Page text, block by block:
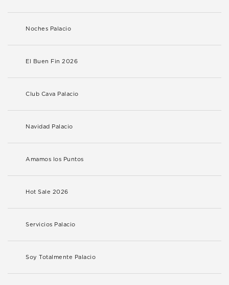
Noches Palacio
El Buen Fin 2026
Club Cava Palacio
Navidad Palacio
Amamos los Puntos
Hot Sale 2026
Servicios Palacio
Soy Totalmente Palacio